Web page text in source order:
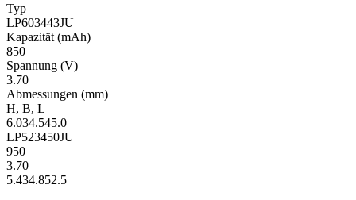
Typ
LP603443JU
Kapa­zität (mAh)
850
Span­nung (V)
3.70
Ab­mes­sungen (mm)
H, B, L
6.034.545.0
LP523450JU
950
3.70
5.434.852.5